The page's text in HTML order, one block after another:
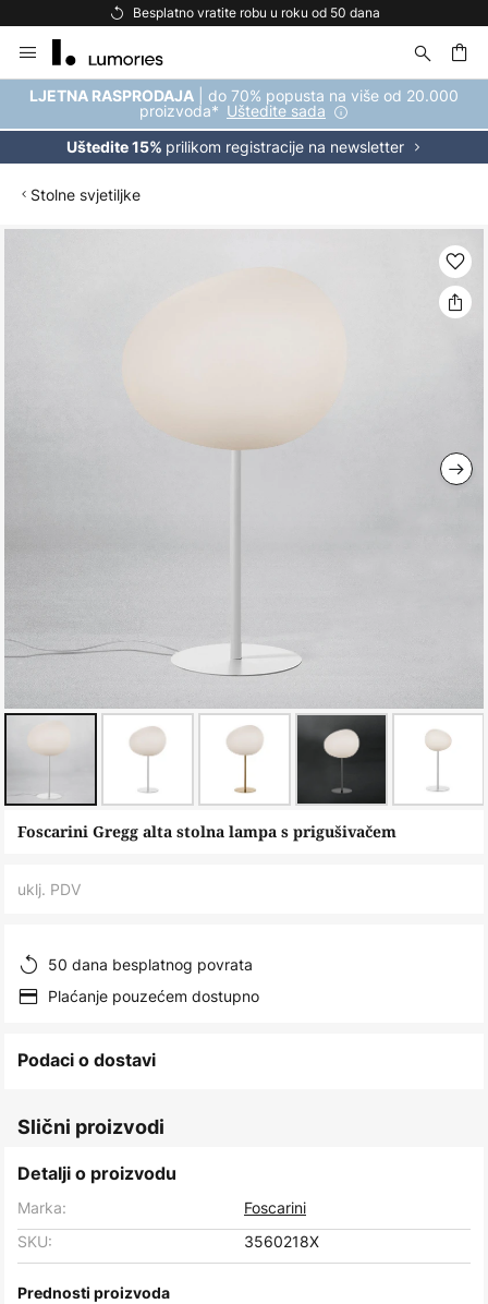
Besplatno vratite robu u roku od 50 dana
to
Content
LJETNA RASPRODAJA | do 70% popusta na više od 20.000
proizvoda* Uštedite sada
Uštedite 15% prilikom registracije na newsletter
Stolne svjetiljke
Skip
beginning
the
images
Foscarini Gregg alta stolna lampa s prigušivačem
uklj. PDV
50 dana besplatnog povrata
Plaćanje pouzećem dostupno
Podaci o dostavi
Slični proizvodi
Detalji o proizvodu
Marka:
Foscarini
SKU:
3560218X
Prednosti proizvoda